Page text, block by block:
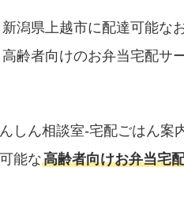
新潟県上越市に配達可能な
高齢者向けのお弁当宅配サ
んしん相談室‐宅配ごはん案
能な高齢者向けお弁当宅